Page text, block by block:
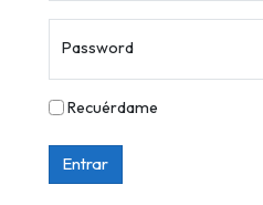
Password
Recuérdame
Entrar